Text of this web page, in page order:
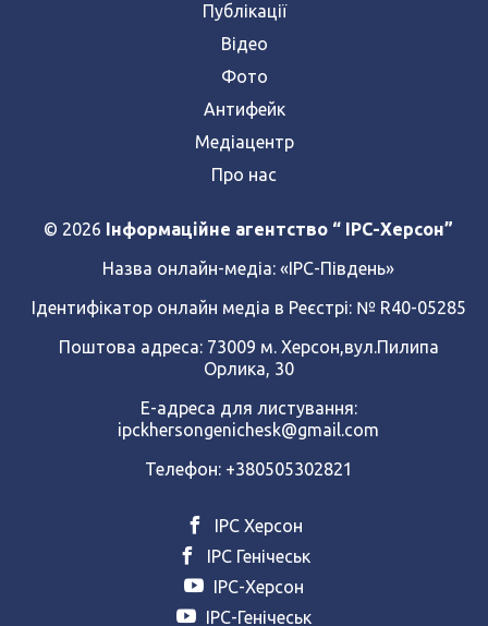
Публікації
Відео
Фото
Антифейк
Медіацентр
Про нас
© 2026 Інформаційне агентство “ IPC-Херсон”
Назва онлайн-медіа: «ІРС-Південь»
Ідентифікатор онлайн медіа в Реєстрі: № R40-05285
Поштова адреса: 73009 м. Херсон,вул.Пилипа
Орлика, 30
Е-адреса для листування:
ipckhersongenichesk@gmail.com
Телефон: +380505302821
ІРС Херсон
ІРС Генічеськ
ІРС-Херсон
ІРС-Генічеськ